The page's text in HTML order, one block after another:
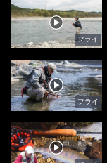
フライ
フライ